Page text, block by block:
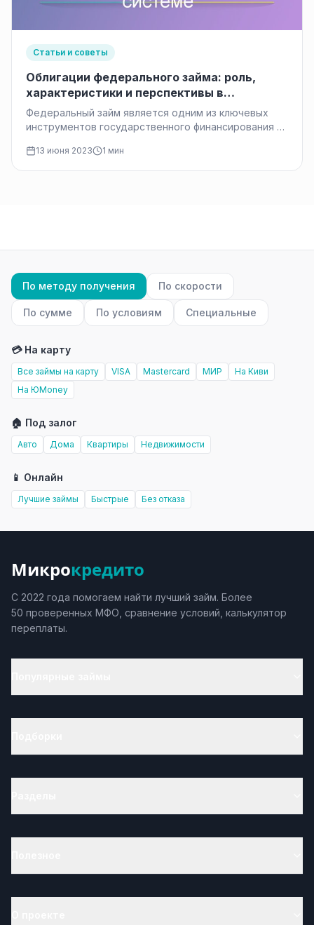
Статьи и советы
Облигации федерального займа: роль,
характеристики и перспективы в
финансовой системе
Федеральный займ является одним из ключевых
инструментов государственного финансирования и
представляет…
13 июня 2023 1 мин
По методу получения По скорости
По сумме По условиям Специальные
💳 На карту
Все займы на карту VISA Mastercard МИР
На Киви
На ЮMoney
🏠 Под залог
Авто Дома Квартиры Недвижимости
📱 Онлайн
Лучшие займы Быстрые Без отказа
Микрокредито
С 2022 года помогаем найти лучший займ. Более
50 проверенных МФО, сравнение условий, калькулятор
переплаты.